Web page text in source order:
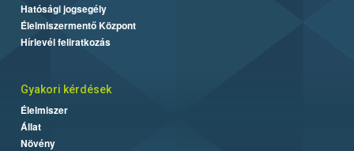
Hatósági jogsegély
Élelmiszermentő Központ
Hírlevél feliratkozás
Gyakori kérdések
Élelmiszer
Állat
Növény